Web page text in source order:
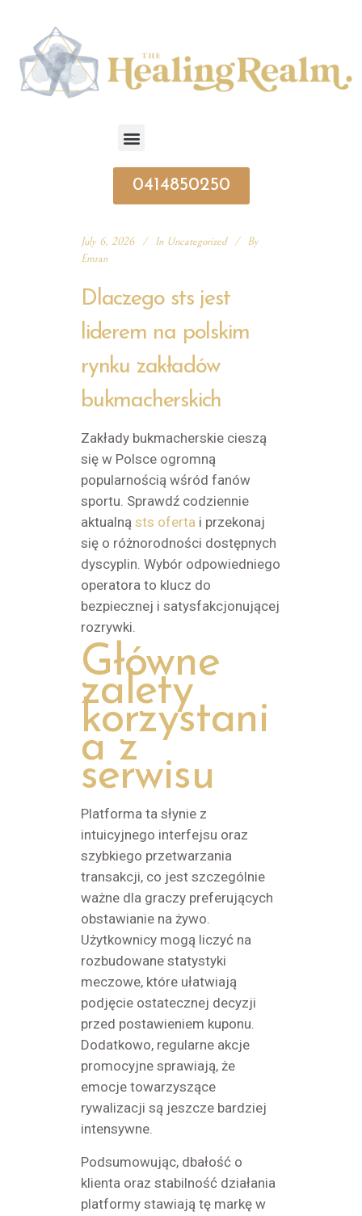
0414850250
July 6, 2026 In Uncategorized
By
Emran
Dlaczego sts jest
liderem na polskim
rynku zakładów
bukmacherskich
Zakłady bukmacherskie cieszą
się w Polsce ogromną
popularnością wśród fanów
sportu. Sprawdź codziennie
aktualną sts oferta i przekonaj
się o różnorodności dostępnych
dyscyplin. Wybór odpowiedniego
operatora to klucz do
bezpiecznej i satysfakcjonującej
rozrywki.
Główne
zalety
korzystani
a z
serwisu
Platforma ta słynie z
intuicyjnego interfejsu oraz
szybkiego przetwarzania
transakcji, co jest szczególnie
ważne dla graczy preferujących
obstawianie na żywo.
Użytkownicy mogą liczyć na
rozbudowane statystyki
meczowe, które ułatwiają
podjęcie ostatecznej decyzji
przed postawieniem kuponu.
Dodatkowo, regularne akcje
promocyjne sprawiają, że
emocje towarzyszące
rywalizacji są jeszcze bardziej
intensywne.
Podsumowując, dbałość o
klienta oraz stabilność działania
platformy stawiają tę markę w